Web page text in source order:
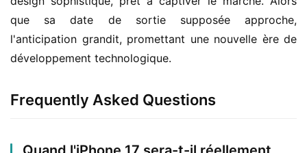
que sa date de sortie supposée approche,
l'anticipation grandit, promettant une nouvelle ère de
développement technologique.
Frequently Asked Questions